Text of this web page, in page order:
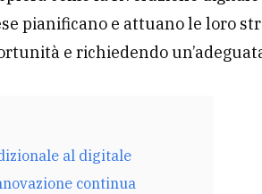
pianificano e attuano le loro
e richiedendo
al digitale
continua